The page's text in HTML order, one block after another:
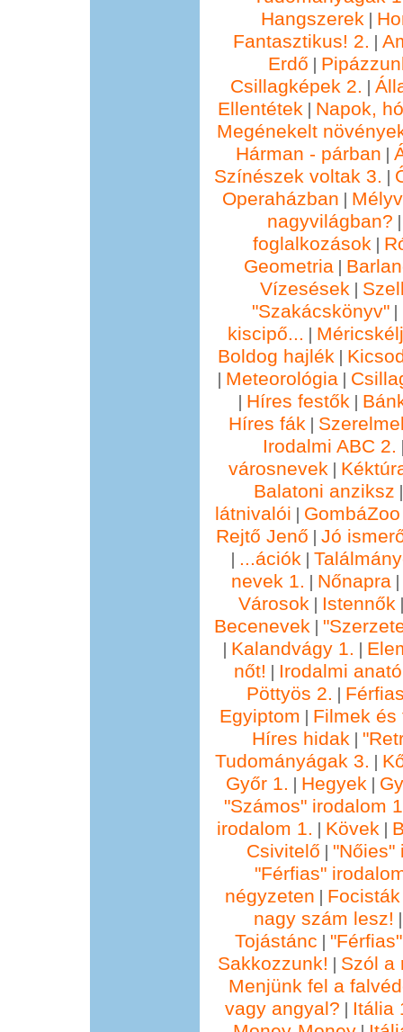
Hangszerek |
Fantasztikus! 2. |
Erdő |
Csillagképek 2. |
Ellentétek | Napok,
Megénekelt
Hárman - párban |
Színészek voltak 3. |
Operaházban |
nagyvilágban?
foglalkozások |
Geometria|
Vízesések |
"Szakácskönyv" |
kiscipő... |
Boldog hajlék |
| Meteorológia|
| Híres festők |
Híres fák |
Irodalmi ABC 2.
városnevek |
Balatoni anziksz
látnivalói |
Rejtő Jenő | Jó
| ...ációk |
nevek 1. | Nőnapra|
Városok | Istennők
Becenevek |
| Kalandvágy 1. |
nőt! | Irodalmi
Pöttyös 2. |
Egyiptom | Filmek és
Híres hidak |
Tudományágak 3. |
Győr 1. | Hegyek |
"Számos" irodalom
irodalom 1. | Kövek |
Csivitelő | "Nőies"
"Férfias"
négyzeten | Focisták
nagy szám lesz!
Tojástánc |
Sakkozzunk! | Szól a
Menjünk fel a
vagy angyal? | Itália